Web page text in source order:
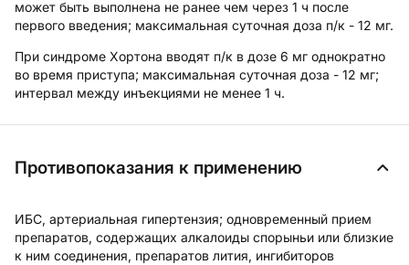
может быть выполнена не ранее чем через 1 ч после
первого введения; максимальная суточная доза п/к - 12 мг.
При синдроме Хортона вводят п/к в дозе 6 мг однократно
во время приступа; максимальная суточная доза - 12 мг;
интервал между инъекциями не менее 1 ч.
Противопоказания к применению
ИБС, артериальная гипертензия; одновременный прием
препаратов, содержащих алкалоиды спорыньи или близкие
к ним соединения, препаратов лития, ингибиторов